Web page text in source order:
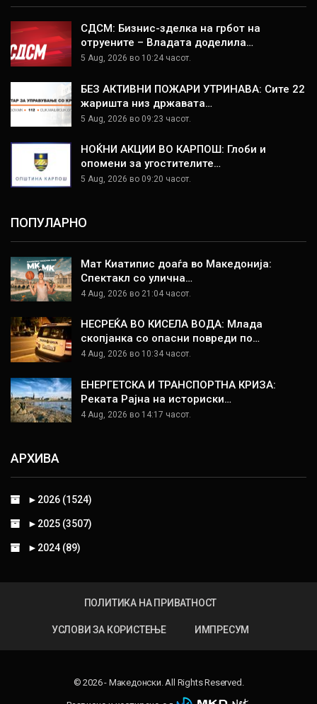
СДСМ: Бизнис-зделка на грбот на
отруените – Владата доделила…
5 Aug, 2026 во 10:24 часот.
БЕЗ АКТИВНИ ПОЖАРИ УТРИНАВА: Сите 22
жаришта низ државата…
5 Aug, 2026 во 09:23 часот.
НОЌНИ АКЦИИ ВО КАРПОШ: Глоби и
опомени за угостителите…
5 Aug, 2026 во 09:20 часот.
ПОПУЛАРНО
Мат Киатипис доаѓа во Македонија:
Спектакл со улична…
4 Aug, 2026 во 21:04 часот.
НЕСРЕЌА ВО КИСЕЛА ВОДА: Млада
скопјанка со опасни повреди по…
4 Aug, 2026 во 10:34 часот.
ЕНЕРГЕТСКА И ТРАНСПОРТНА КРИЗА:
Реката Рајна на историски…
4 Aug, 2026 во 14:17 часот.
АРХИВА
► 2026 (1524)
► 2025 (3507)
► 2024 (89)
ПОЛИТИКА НА ПРИВАТНОСТ
УСЛОВИ ЗА КОРИСТЕЊЕ ИМПРЕСУМ
© 2026 - Македонски. All Rights Reserved.